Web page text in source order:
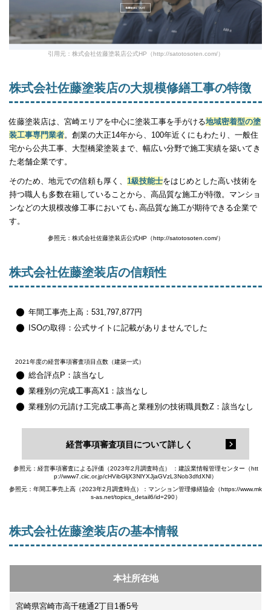
引用元：株式会社佐藤塗装店公式HP（http://satotosoten.com/）
株式会社佐藤塗装店の大規模修繕工事の特徴
佐藤塗装店は、宮崎エリアを中心に塗装工事を手がける地域密着型の塗
装工事専門業者。創業の大正14年から、100年近くにもわたり、一般住
宅から公共工事、大型橋梁塗装まで、幅広い分野で施工実績を築いてき
た老舗企業です。
そのため、地元での信頼も厚く、 1級技能士をはじめとした高い技術を
持つ職人も多数在籍していることから、高品質な施工が特徴。マンショ
ンなどの大規模改修工事においても､高品質な施工が期待できる企業で
す。
参照元：株式会社佐藤塗装店公式HP（http://satotosoten.com/）
株式会社佐藤塗装店の信頼性
年間工事売上高：531,797,877円
ISOの取得：公式サイトに記載がありませんでした
2021年度の経営事項審査項目点数（建築一式）
総合評点P：該当なし
業種別の完成工事高X1：該当なし
業種別の元請け工完成工事高と業種別の技術職員数Z：該当なし
経営事項審査項目について詳しく
参照元：経営事項審査による評価（2023年2月調査時点） ：建設業情報管理センター（htt
p://www7.ciic.or.jp/cHVibGljX3NlYXJjaGVzL3Nob3dfdXNl）
参照元：年間工事売上高（2023年2月調査時点）：マンション管理修繕協会（https://www.mk
s-as.net/topics_detail6/id=290）
株式会社佐藤塗装店の基本情報
本社所在地
宮崎県宮崎市高千穂通2丁目1番5号